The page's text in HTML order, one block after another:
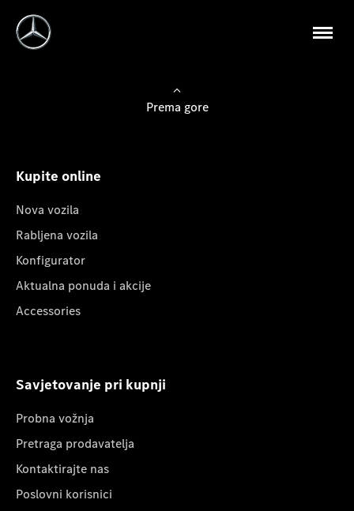
Prema gore
Kupite online
Nova vozila
Rabljena vozila
Konfigurator
Aktualna ponuda i akcije
Accessories
Savjetovanje pri kupnji
Probna vožnja
Pretraga prodavatelja
Kontaktirajte nas
Poslovni korisnici